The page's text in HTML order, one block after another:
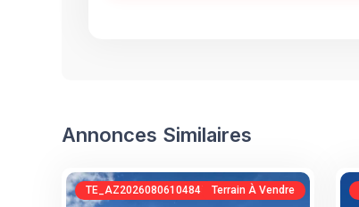
Annonces Similaires
TE_AZ20260806104845386776Terrain À Vendre